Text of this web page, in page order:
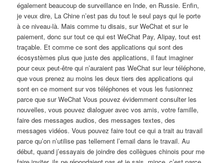
également beaucoup de surveillance en Inde, en Russie. Enfin,
je veux dire, La Chine n’est pas du tout le seul pays qui le porte
à ce niveau-là. Mais comme tu disais, sur WeChat et sur le
paiement, donc sur tout ce qui est WeChat Pay, Alipay, tout est
traçable. Et comme ce sont des applications qui sont des
écosystèmes plus que juste des applications, il faut imaginer
pour ceux peut-être qui n’auraient pas WeChat sur leur téléphone,
que vous prenez au moins les deux tiers des applications qui
sont en ce moment sur vos téléphones et vous les fusionnez
parce que sur WeChat Vous pouvez évidemment consulter les
nouvelles, vous pouvez dialoguer avec vos amis, votre famille,
faire des messages audios, des messages textes, des
messages vidéos. Vous pouvez faire tout ce qui a trait au travail
parce qu’on n’utilise pas tellement l’email dans le travail. Au
début, quand j’essayais de joindre des collègues chinois pour me